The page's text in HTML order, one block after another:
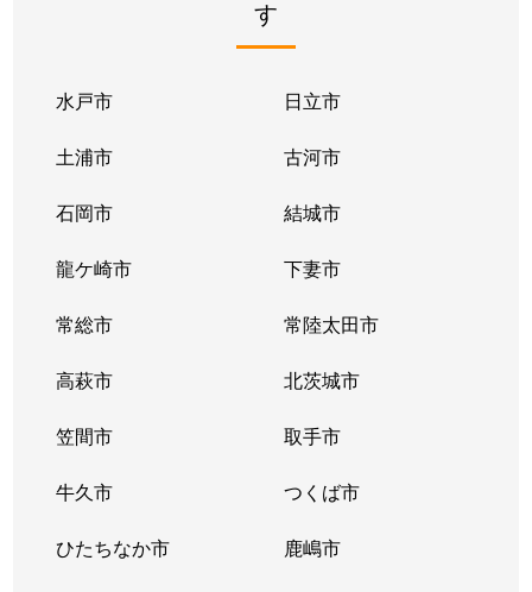
2,000万円
要元弥平太
研究学園
上岩崎
牛久
上岩崎
牛久
上大島
4,000万円
つくば
上萱丸
2,300万円
みどりの
上河原崎
2,500万円
万博記念公園(茨城)
上河原崎
9,400万円
万博記念公園(茨城)
上河原崎
3,100万円
万博記念公園(茨城)
上河原崎
6,500万円
万博記念公園(茨城)
す
水戸市 日立市
土浦市 古河市
石岡市 結城市
龍ケ崎市 下妻市
常総市 常陸太田市
高萩市 北茨城市
笠間市 取手市
牛久市 つくば市
ひたちなか市 鹿嶋市